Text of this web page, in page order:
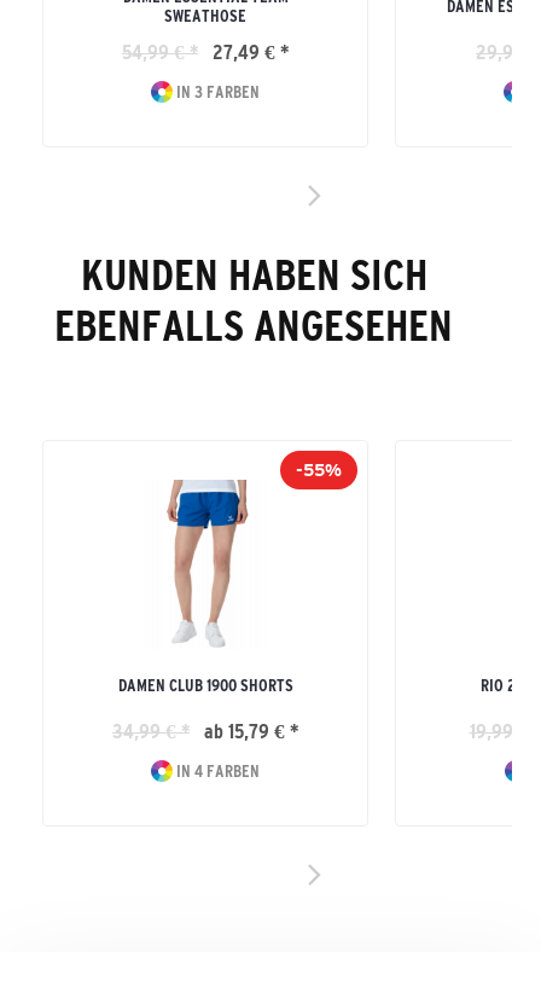
SWEATHOSE
54,99 € * 27,49 € *
IN 3 FARBEN
DAMEN
29,99
KUNDEN HABEN SICH
EBENFALLS ANGESEHEN
-55%
DAMEN CLUB 1900 SHORTS
34,99 € * ab 15,79 € *
IN 4 FARBEN
RIO 2.0
19,99 € *